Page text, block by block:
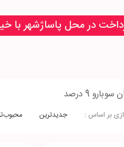
در محل پاساژشهر
9 درصد
بر اساس : جدیدترین